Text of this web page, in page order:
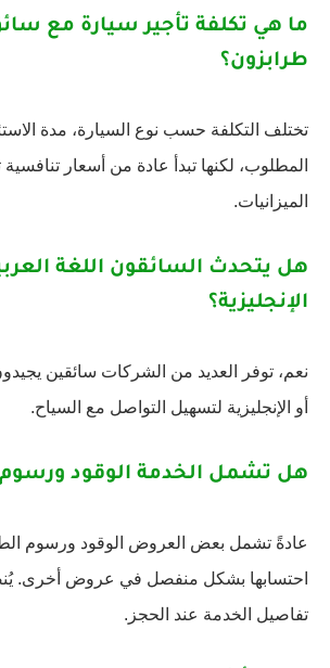
ما هي تكلفة تأجير سيارة مع
طرابزون؟
تختلف التكلفة حسب نوع السيارة، مدة
المطلوب، لكنها تبدأ عادة من أسعار
الميزانيات.
هل يتحدث السائقون اللغة
الإنجليزية؟
نعم، توفر العديد من الشركات سائقين
أو الإنجليزية لتسهيل التواصل مع السياح.
هل تشمل الخدمة الوقود
عادةً تشمل بعض العروض الوقود ورسوم
احتسابها بشكل منفصل في عروض أخرى.
تفاصيل الخدمة عند الحجز.